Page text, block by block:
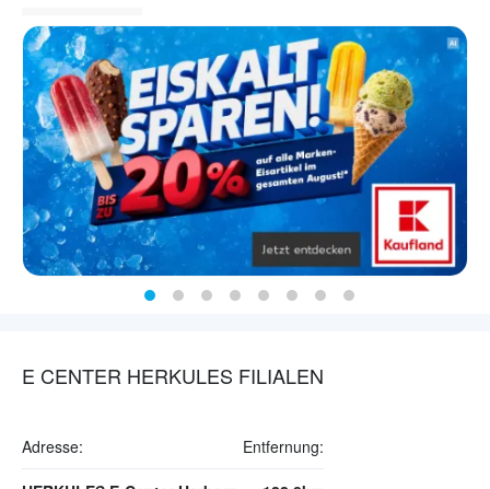
E CENTER HERKULES FILIALEN
Adresse: Entfernung: